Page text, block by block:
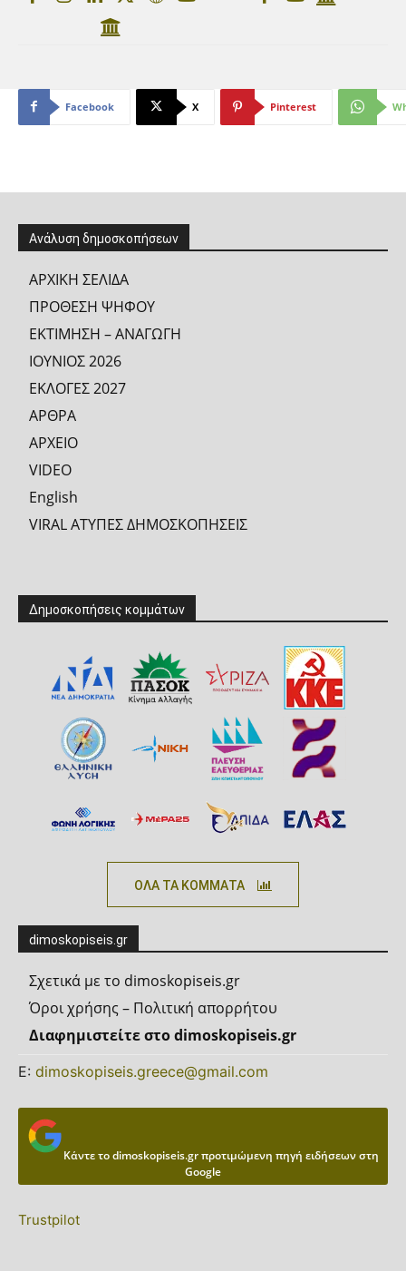
Facebook X Pinterest
Ανάλυση δημοσκοπήσεων
ΑΡΧΙΚΗ ΣΕΛΙΔΑ
ΠΡΟΘΕΣΗ ΨΗΦΟΥ
ΕΚΤΙΜΗΣΗ – ΑΝΑΓΩΓΗ
ΙΟΥΝΙΟΣ 2026
ΕΚΛΟΓΕΣ 2027
ΑΡΘΡΑ
ΑΡΧΕΙΟ
VIDEO
English
VIRAL ΑΤΥΠΕΣ ΔΗΜΟΣΚΟΠΗΣΕΙΣ
Δημοσκοπήσεις κομμάτων
ΟΛΑ ΤΑ ΚΟΜΜΑΤΑ
dimoskopiseis.gr
Σχετικά με το dimoskopiseis.gr
Όροι χρήσης – Πολιτική απορρήτου
Διαφημιστείτε στο dimoskopiseis.gr
Ε: dimoskopiseis.greece@gmail.com
Κάντε το dimoskopiseis.gr προτιμώμενη πηγή ειδήσεων στη
Google
Trustpilot